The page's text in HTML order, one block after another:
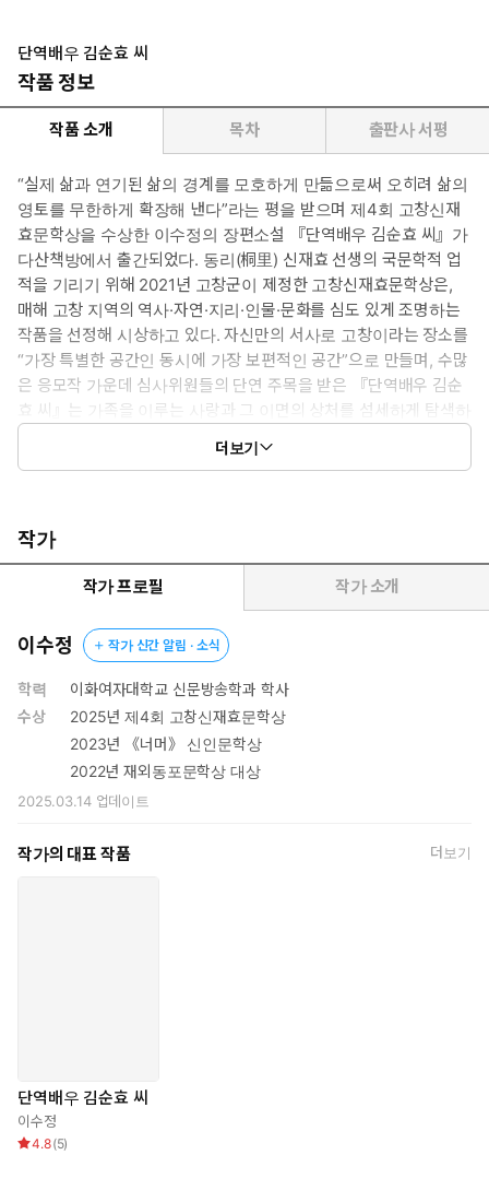
단역배우 김순효 씨
작품 정보
작품 소개 목차 출판사 서평
“실제 삶과 연기된 삶의 경계를 모호하게 만듦으로써 오히려 삶의
영토를 무한하게 확장해 낸다”라는 평을 받으며 제4회 고창신재
효문학상을 수상한 이수정의 장편소설 『단역배우 김순효 씨』가
다산책방에서 출간되었다. 동리(桐里) 신재효 선생의 국문학적 업
적을 기리기 위해 2021년 고창군이 제정한 고창신재효문학상은,
매해 고창 지역의 역사·자연·지리·인물·문화를 심도 있게 조명하는
작품을 선정해 시상하고 있다. 자신만의 서사로 고창이라는 장소를
“가장 특별한 공간인 동시에 가장 보편적인 공간”으로 만들며, 수많
은 응모작 가운데 심사위원들의 단연 주목을 받은 『단역배우 김순
효 씨』는 가족을 이루는 사랑과 그 이면의 상처를 섬세하게 탐색하
는 작품으로, 어머니와 딸의 목소리가 한데 어우러지며 삶의 무게와
사랑의 본질을 되새기게 하는 소설이다.
더보기
작가
작가 프로필 작가 소개
이수정 작가 신간 알림 · 소식
학력
이화여자대학교 신문방송학과 학사
수상
2025년 제4회 고창신재효문학상
2023년 《너머》 신인문학상
2022년 재외동포문학상 대상
2025.03.14업데이트
작가의 대표 작품 더보기
단역배우 김순효 씨
이수정
4.8(5)